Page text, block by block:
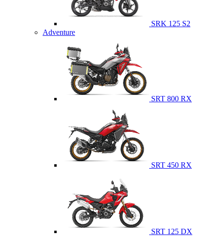
SRK 125 S2
Adventure
SRT 800 RX
SRT 450 RX
SRT 125 DX